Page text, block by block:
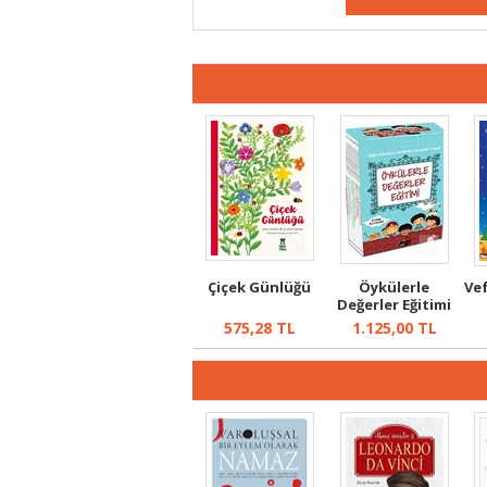
Çiçek Günlüğü
575,28TL
Öykülerle
Değerler Eğitimi
Seti (10 Kita...
1.125,00TL